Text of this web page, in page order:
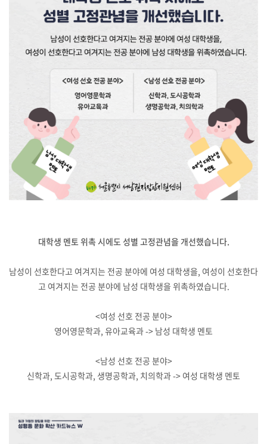
대학생 멘토 위촉 시에도 성별 고정관념을 개선했습니다.
남성이 선호한다고 여겨지는 전공 분야에 여성 대학생을, 여성이 선호한다
고 여겨지는 전공 분야에 남성 대학생을 위촉하였습니다.
<여성 선호 전공 분야>
영어영문학과, 유아교육과 -> 남성 대학생 멘토
<남성 선호 전공 분야>
신학과, 도시공학과, 생명공학과, 치의학과 -> 여성 대학생 멘토